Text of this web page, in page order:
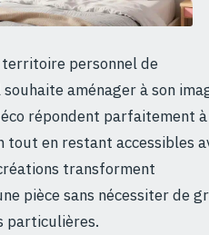
personnel de
souhaite aménager à son
répondent parfaitement
tout en restant accessibles
transforment
pièce sans nécessiter de
particulières.